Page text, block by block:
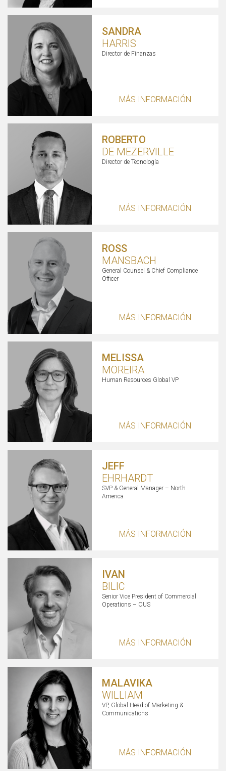
SANDRA
HARRIS
Director de Finanzas
MÁS INFORMACIÓN
ROBERTO
DE MEZERVILLE
Director de Tecnología
MÁS INFORMACIÓN
ROSS
MANSBACH
General Counsel & Chief Compliance
Officer
MÁS INFORMACIÓN
MELISSA
MOREIRA
Human Resources Global VP
MÁS INFORMACIÓN
JEFF
EHRHARDT
SVP & General Manager – North
America
MÁS INFORMACIÓN
IVAN
BILIC
Senior Vice President of Commercial
Operations – OUS
MÁS INFORMACIÓN
MALAVIKA
WILLIAM
VP, Global Head of Marketing &
Communications
MÁS INFORMACIÓN